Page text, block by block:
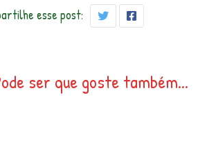
esse post:
ser que goste também...